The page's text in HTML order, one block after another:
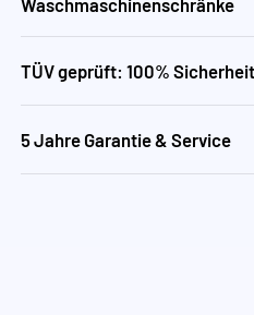
TÜV geprüft: 100%
5 Jahre Garantie & Service